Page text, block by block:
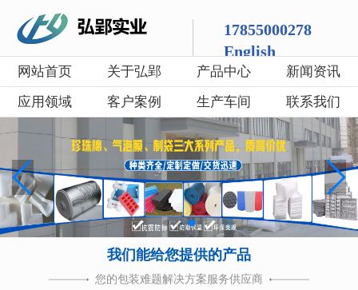
17855000278
English
网站首页 关于弘郢 产品中心
新闻资讯
应用领域
客户案例 生产车间 联系我们
我们能给您提供的产品
您的包装难题解决方案服务供应商